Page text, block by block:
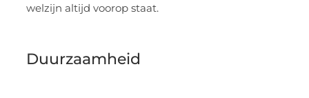
welzijn altijd voorop staat.
Duurzaamheid